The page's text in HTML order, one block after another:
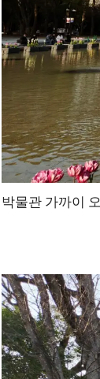
박물관 가까이